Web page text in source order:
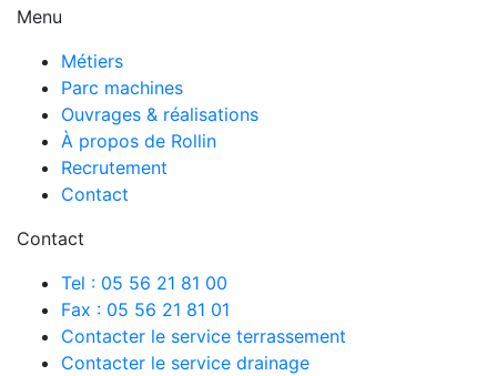
Menu
Métiers
Parc machines
Ouvrages & réalisations
À propos de Rollin
Recrutement
Contact
Contact
Tel : 05 56 21 81 00
Fax : 05 56 21 81 01
Contacter le service terrassement
Contacter le service drainage